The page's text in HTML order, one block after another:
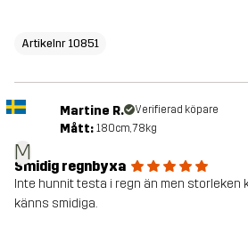
Artikelnr 10851
M
Martine R. Verifierad köpare
Mått: 180cm, 78kg
Smidig regnbyxa
Inte hunnit testa i regn än men storleken
känns smidiga.